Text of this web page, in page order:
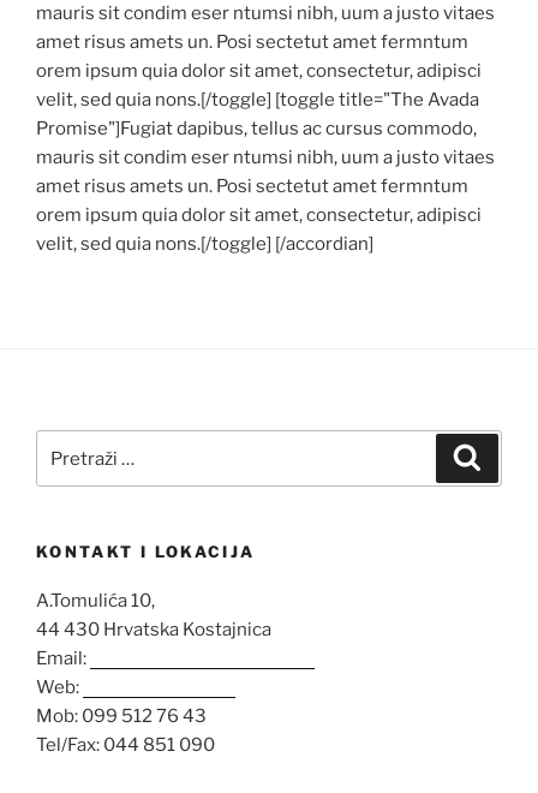
mauris sit condim eser ntumsi nibh, uum a justo vitaes
amet risus amets un. Posi sectetut amet fermntum
orem ipsum quia dolor sit amet, consectetur, adipisci
velit, sed quia nons.[/toggle] [toggle title="The Avada
Promise"]Fugiat dapibus, tellus ac cursus commodo,
mauris sit condim eser ntumsi nibh, uum a justo vitaes
amet risus amets un. Posi sectetut amet fermntum
orem ipsum quia dolor sit amet, consectetur, adipisci
velit, sed quia nons.[/toggle] [/accordian]
KONTAKT I LOKACIJA
A.Tomulića 10,
44 430 Hrvatska Kostajnica
Email:
Web:
Mob: 099 512 76 43
Tel/Fax: 044 851 090